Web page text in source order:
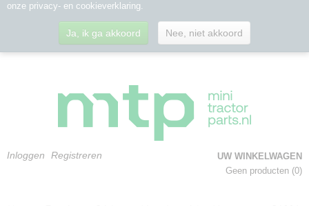
Inloggen Registreren
UW WINKELWAGEN
Geen producten (0)
onze privacy- en cookieverklaring.
Ja, ik ga akkoord Nee, niet akkoord